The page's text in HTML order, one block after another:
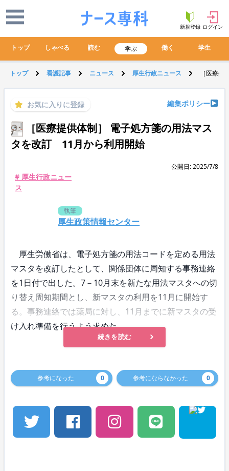
新規登録 ログイン
トップ しゃべる 読む 学ぶ 働く 学生
トップ 看護記事 ニュース 厚生行政ニュース ［医療
お気に入りに登録 編集ポリシー
［医療提供体制］ 電子処方箋の用法マス
タを改訂 11月から利用開始
公開日: 2025/7/8
# 厚生行政ニュー
ス
執筆
厚生政策情報センター
厚生労働省は、電子処方箋の用法コードを定める用法
マスタを改訂したとして、関係団体に周知する事務連絡
を1日付で出した。7－10月末を新たな用法マスタへの切
り替え周知期間とし、新マスタの利用を11月に開始す
る。事務連絡では薬局に対し、11月までに新マスタの受
け入れ準備を行うよう求めた。
続きを読む
参考になった 0 参考にならなかった 0